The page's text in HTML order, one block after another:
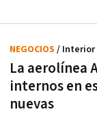
La aerolínea
internos en
nuevas
NEGOCIOS / Interior